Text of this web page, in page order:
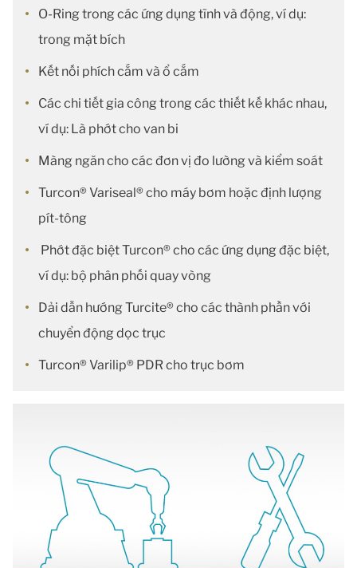
O-Ring trong các ứng dụng tĩnh và động, ví dụ:
trong mặt bích
Kết nối phích cắm và ổ cắm
Các chi tiết gia công trong các thiết kế khác nhau,
ví dụ: Là phớt cho van bi
Màng ngăn cho các đơn vị đo lường và kiểm soát
Turcon® Variseal® cho máy bơm hoặc định lượng
pít-tông
Phớt đặc biệt Turcon® cho các ứng dụng đặc biệt,
ví dụ: bộ phân phối quay vòng
Dải dẫn hướng Turcite® cho các thành phần với
chuyển động dọc trục
Turcon® Varilip® PDR cho trục bơm